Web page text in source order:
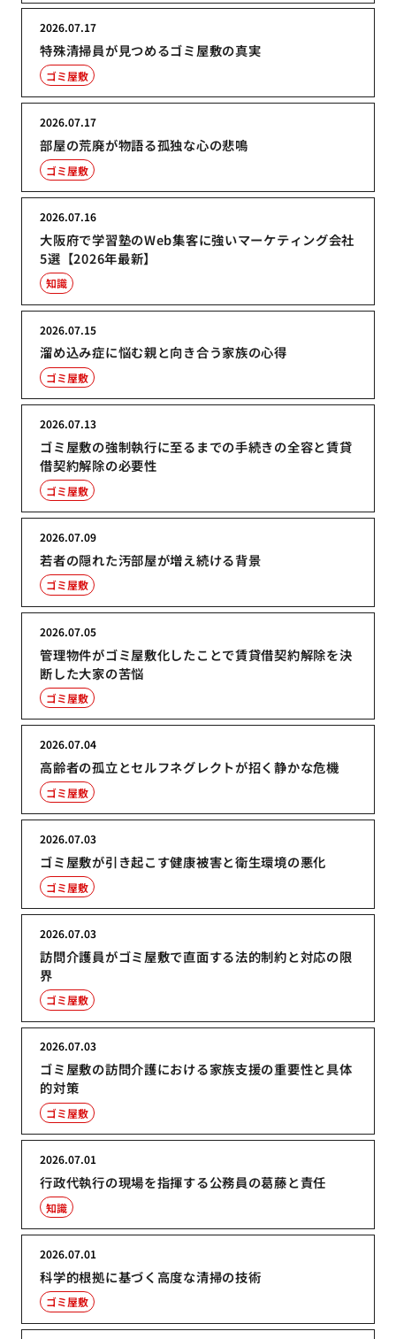
特殊清掃員が見つめるゴミ屋敷の真実
2026.07.17
ゴミ屋敷
部屋の荒廃が物語る孤独な心の悲鳴
2026.07.17
ゴミ屋敷
大阪府で学習塾のWeb集客に強いマーケティング会社
5選【2026年最新】
2026.07.16
知識
溜め込み症に悩む親と向き合う家族の心得
2026.07.15
ゴミ屋敷
ゴミ屋敷の強制執行に至るまでの手続きの全容と賃貸
借契約解除の必要性
2026.07.13
ゴミ屋敷
若者の隠れた汚部屋が増え続ける背景
2026.07.09
ゴミ屋敷
管理物件がゴミ屋敷化したことで賃貸借契約解除を決
断した大家の苦悩
2026.07.05
ゴミ屋敷
高齢者の孤立とセルフネグレクトが招く静かな危機
2026.07.04
ゴミ屋敷
ゴミ屋敷が引き起こす健康被害と衛生環境の悪化
2026.07.03
ゴミ屋敷
訪問介護員がゴミ屋敷で直面する法的制約と対応の限
界
2026.07.03
ゴミ屋敷
ゴミ屋敷の訪問介護における家族支援の重要性と具体
的対策
2026.07.03
ゴミ屋敷
行政代執行の現場を指揮する公務員の葛藤と責任
2026.07.01
知識
科学的根拠に基づく高度な清掃の技術
2026.07.01
ゴミ屋敷